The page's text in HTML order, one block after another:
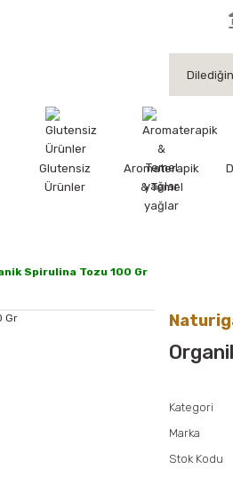
Glutensiz
Ürünler
Aromaterapik
& Temel
yağlar
Spirulina Tozu 100 Gr
Kategori
Marka
Stok Kodu